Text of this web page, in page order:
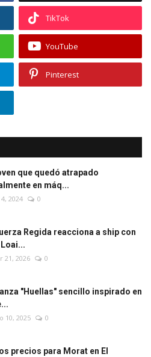
TikTok
YouTube
Pinterest
que quedó atrapado
en máq...
4, 2024 0
Regida reacciona a ship con
21, 2026 0
"Huellas" sencillo inspirado en
10, 2025 0
precios para Morat en El